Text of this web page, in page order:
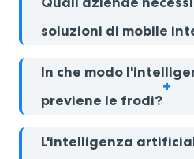
soluzioni di mobile
In che modo
previene le frodi?
L'intelligenza